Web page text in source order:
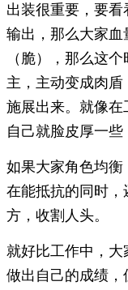
出装很重要，要
输出，那么大家
（脆），那么这
主，主动变成肉
施展出来。就像在
自己就脸皮厚一些
如果大家角色均衡
在能抵抗的同时
方，收割人头。
就好比工作中，
做出自己的成绩